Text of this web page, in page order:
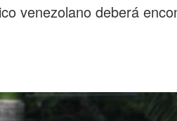
venezolano deberá